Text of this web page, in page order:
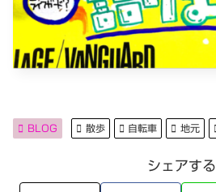
BLOG 散歩 自転車 地元
シェアする